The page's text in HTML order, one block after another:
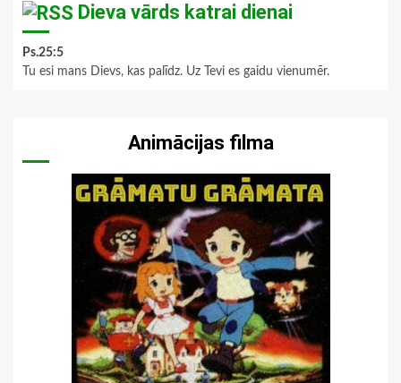
Dieva vārds katrai dienai
Ps.25:5
Tu esi mans Dievs, kas palīdz. Uz Tevi es gaidu vienumēr.
Animācijas filma